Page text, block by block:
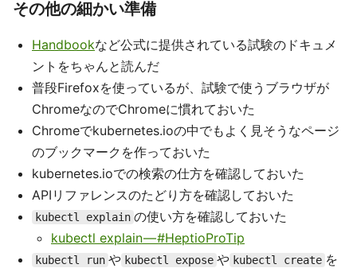
その他の細かい準備
Handbookなど公式に提供されている試験のドキュメ
ントをちゃんと読んだ
普段Firefoxを使っているが、試験で使うブラウザが
ChromeなのでChromeに慣れておいた
Chromeでkubernetes.ioの中でもよく見そうなページ
のブックマークを作っておいた
kubernetes.ioでの検索の仕方を確認しておいた
APIリファレンスのたどり方を確認しておいた
kubectl explain の使い方を確認しておいた
kubectl explain — #HeptioProTip
kubectl run や kubectl expose や kubectl create を